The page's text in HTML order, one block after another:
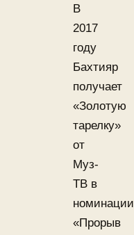
В
2017
году
Бахтияр
получает
«Золотую
тарелку»
от
Муз-
ТВ в
номинации
«Прорыв